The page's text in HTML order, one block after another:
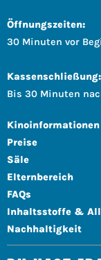
Öffnungszeiten:
30 Minuten vor
Kassenschließung:
Bis 30 Minuten
Preise
Säle
Elternbereich
FAQs
Inhaltsstoffe &
Nachhaltigkeit